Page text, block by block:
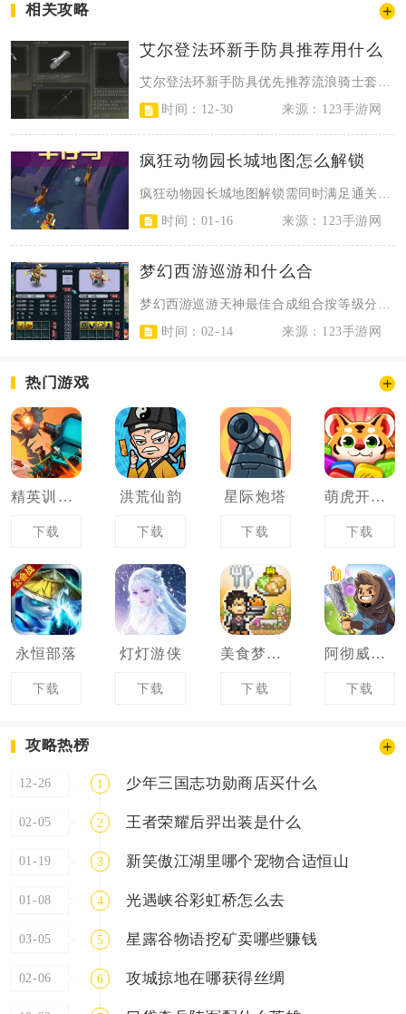
相关攻略
艾尔登法环新手防具推荐用什么
艾尔登法环新手防具优先推荐流浪骑士套装、观星者套装、旅行者套装、卡利亚骑士套...
时间：12-30
来源：123手游网
疯狂动物园长城地图怎么解锁
时间：01-16
来源：123手游网
梦幻西游巡游和什么合
时间：02-14
来源：123手游网
热门游戏
精英训练营
下载
洪荒仙韵
下载
星际炮塔
下载
萌虎开心消
下载
永恒部落
下载
灯灯游侠
下载
美食梦物语
下载
阿彻威尔奇妙冒险拱谷世界
下载
攻略热榜
12-26 1 少年三国志功勋商店买什么
02-05 2 王者荣耀后羿出装是什么
01-19 3 新笑傲江湖里哪个宠物合适恒山
01-08 4 光遇峡谷彩虹桥怎么去
03-05 5 星露谷物语挖矿卖哪些赚钱
02-06 6 攻城掠地在哪获得丝绸